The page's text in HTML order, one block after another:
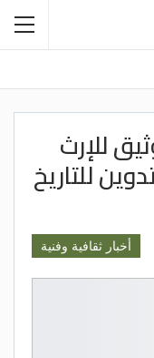
للإرث
للتاريخ
أخبار ثقافية وفنية